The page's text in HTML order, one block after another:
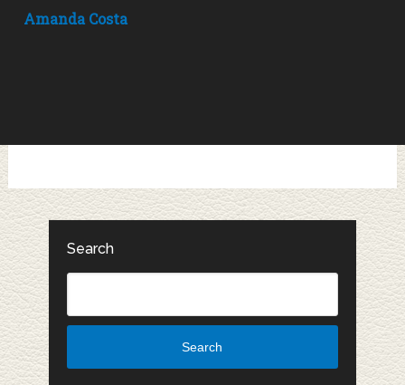
Amanda Costa
Search
Search